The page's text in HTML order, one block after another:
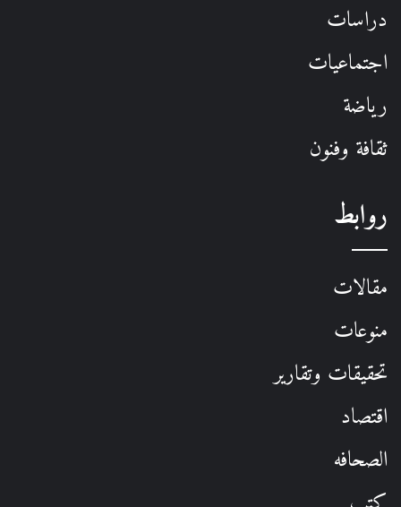
دراسات
اجتماعيات
رياضة
ثقافة وفنون
روابط
مقالات
منوعات
تحقيقات وتقارير
اقتصاد
الصحافه